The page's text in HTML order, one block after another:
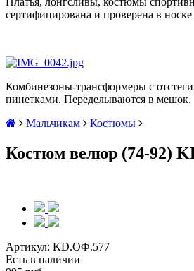
сертифицирована и проверена в
Комбинезоны-трансформеры с
пинетками. Переделываются в мешок.
Мальчикам
Костюмы
Костюм велюр (74-92)
Артикул: KD.ОФ.577
Есть в наличии